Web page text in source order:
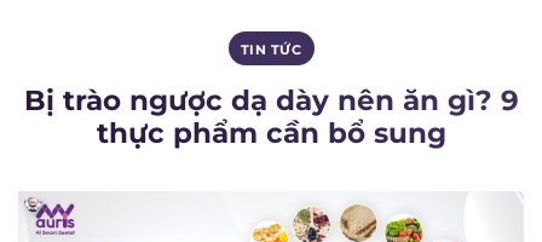
TIN TỨC
Bị trào ngược dạ dày nên ăn gì? 9
thực phẩm cần bổ sung